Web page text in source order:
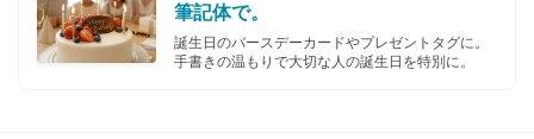
筆記体で。
誕生日のバースデーカードやプレゼントタグに。
手書きの温もりで大切な人の誕生日を特別に。